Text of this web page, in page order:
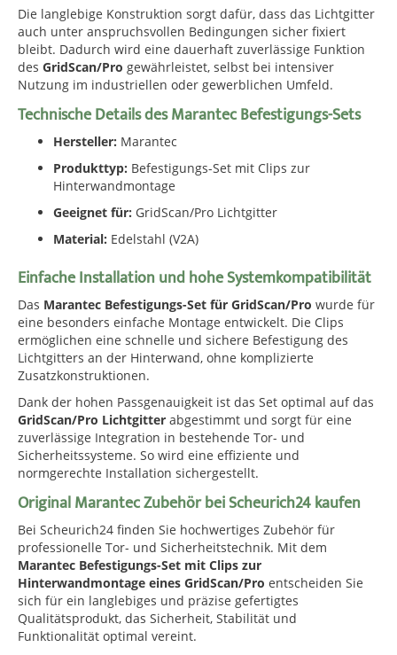
Die langlebige Konstruktion sorgt dafür, dass das Lichtgitter
auch unter anspruchsvollen Bedingungen sicher fixiert
bleibt. Dadurch wird eine dauerhaft zuverlässige Funktion
des GridScan/Pro gewährleistet, selbst bei intensiver
Nutzung im industriellen oder gewerblichen Umfeld.
Technische Details des Marantec Befestigungs-Sets
Hersteller: Marantec
Produkttyp: Befestigungs-Set mit Clips zur
Hinterwandmontage
Geeignet für: GridScan/Pro Lichtgitter
Material: Edelstahl (V2A)
Einfache Installation und hohe Systemkompatibilität
Das Marantec Befestigungs-Set für GridScan/Pro wurde für
eine besonders einfache Montage entwickelt. Die Clips
ermöglichen eine schnelle und sichere Befestigung des
Lichtgitters an der Hinterwand, ohne komplizierte
Zusatzkonstruktionen.
Dank der hohen Passgenauigkeit ist das Set optimal auf das
GridScan/Pro Lichtgitter abgestimmt und sorgt für eine
zuverlässige Integration in bestehende Tor- und
Sicherheitssysteme. So wird eine effiziente und
normgerechte Installation sichergestellt.
Original Marantec Zubehör bei Scheurich24 kaufen
Bei Scheurich24 finden Sie hochwertiges Zubehör für
professionelle Tor- und Sicherheitstechnik. Mit dem
Marantec Befestigungs-Set mit Clips zur
Hinterwandmontage eines GridScan/Pro entscheiden Sie
sich für ein langlebiges und präzise gefertigtes
Qualitätsprodukt, das Sicherheit, Stabilität und
Funktionalität optimal vereint.